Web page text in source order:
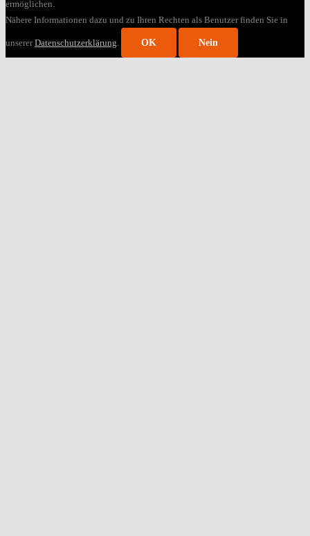
ermöglichen.
Nähere Informationen dazu und zu Ihren Rechten als Benutzer finden Sie in
unsererDatenschutzerklärung. OK Nein